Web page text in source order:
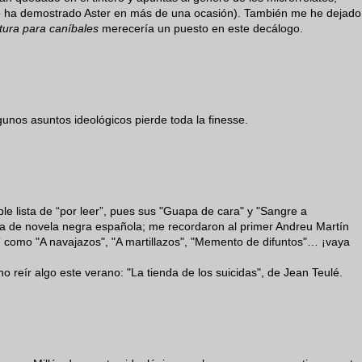
demostrado Aster en más de una ocasión). También me he dejado
para caníbales merecería un puesto en este decálogo.
asuntos ideológicos pierde toda la finesse.
lista de “por leer”, pues sus "Guapa de cara" y "Sangre a
de novela negra española; me recordaron al primer Andreu Martín
"A navajazos", "A martillazos", "Memento de difuntos"… ¡vaya
reír algo este verano: "La tienda de los suicidas", de Jean Teulé.